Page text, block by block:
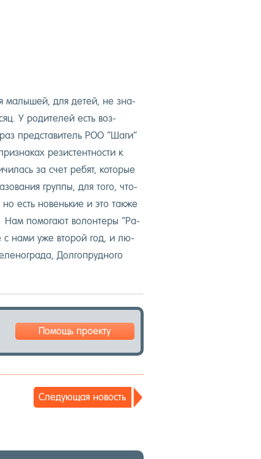
ма­лышей, для де­тей, не зна­
У ро­дите­лей есть воз­
пред­ста­витель РОО “Ша­ги”
ре­зис­тен­тнос­ти к
за счет ре­бят, ко­торые
груп­пы, для то­го, что­
есть но­вень­кие и это так­же
Нам по­мога­ют во­лон­те­ры “Ра­
с на­ми уже вто­рой год, и лю­
Дол­гопруд­но­го
Помощь проекту
Сле­ду­ющая но­вость